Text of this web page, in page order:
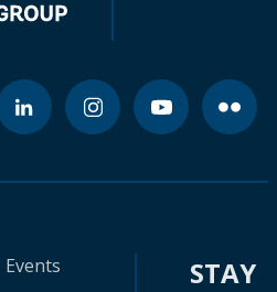
Events
STAY